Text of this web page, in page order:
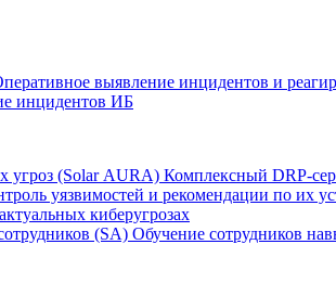
выявление инцидентов и
инцидентов ИБ
угроз (Solar AURA) Комплексный DRP-
уязвимостей и рекомендации по их
киберугрозах
(SA) Обучение сотрудников